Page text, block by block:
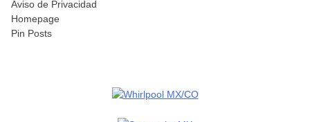
Aviso de Privacidad
Homepage
Pin Posts